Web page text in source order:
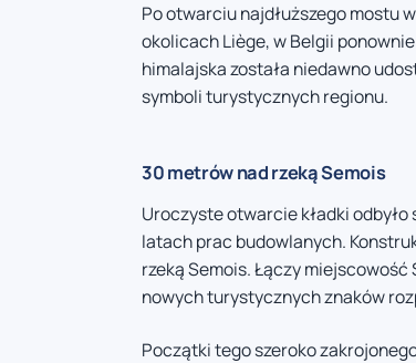
Po otwarciu najdłuższego mostu
okolicach Liège, w Belgii
himalajska została niedawno
symboli turystycznych regionu.
30 metrów nad rzeką Semois
Uroczyste otwarcie kładki
latach prac budowlanych.
rzeką Semois. Łączy
nowych turystycznych znaków
Początki tego szeroko